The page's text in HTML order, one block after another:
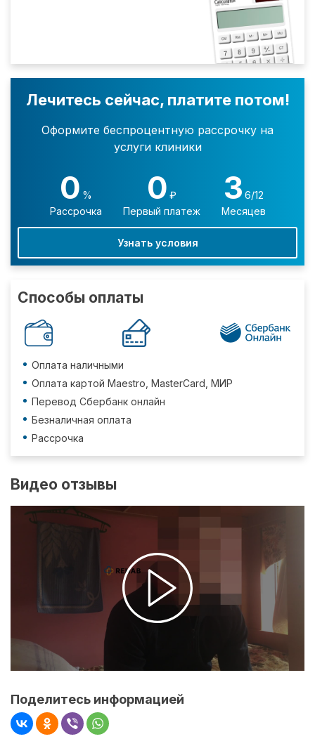
Лечитесь сейчас, платите потом!
Оформите беспроцентную рассрочку на
услуги клиники
0 %
Рассрочка
0 ₽
Первый платеж
3 6/12
Месяцев
Узнать условия
Способы оплаты
Оплата наличными
Оплата картой Maestro, MasterCard, МИР
Перевод Сбербанк онлайн
Безналичная оплата
Рассрочка
Видео отзывы
Поделитесь информацией